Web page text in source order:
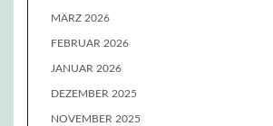
MÄRZ 2026
FEBRUAR 2026
JANUAR 2026
DEZEMBER 2025
NOVEMBER 2025